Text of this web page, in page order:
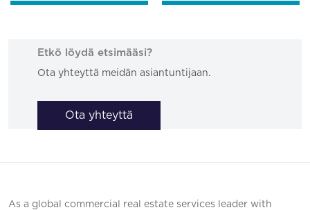
Etkö löydä etsimääsi?
Ota yhteyttä meidän asiantuntijaan.
Ota yhteyttä
As a global commercial real estate services leader with